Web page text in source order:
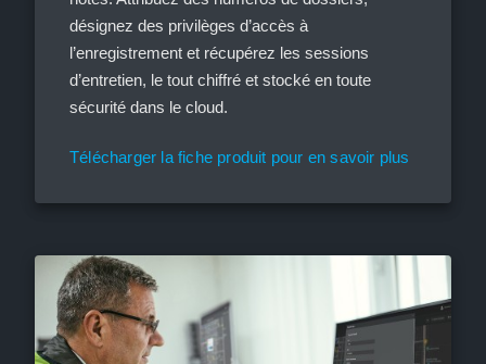
désignez des privilèges d’accès à
l’enregistrement et récupérez les sessions
d’entretien, le tout chiffré et stocké en toute
sécurité dans le cloud.
Télécharger la fiche produit pour en savoir plus